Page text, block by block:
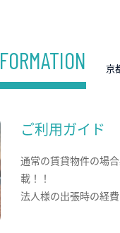
京
ご利用ガイド
通常の賃貸物件の場
載！！
法人様の出張時の経